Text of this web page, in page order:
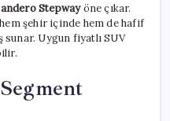
Stepwayöne çıkar.
şehir içinde hem de hafif
Uygun fiyatlı SUV